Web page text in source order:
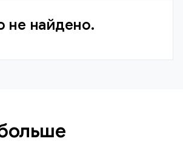
не найдено.